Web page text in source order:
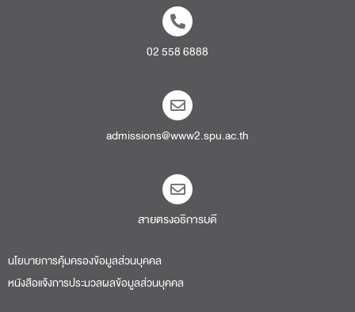
02 558 6888
admissions@www2.spu.ac.th
สายตรงอธิการบดี​
นโยบายการคุ้มครองข้อมูลส่วนบุคคล
หนังสือแจ้งการประมวลผลข้อมูลส่วนบุคคล